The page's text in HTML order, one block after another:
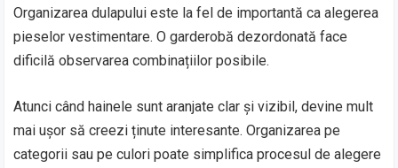
Organizarea dulapului este la fel de importantă ca alegerea
pieselor vestimentare. O garderobă dezordonată face
dificilă observarea combinațiilor posibile.
Atunci când hainele sunt aranjate clar și vizibil, devine mult
mai ușor să creezi ținute interesante. Organizarea pe
categorii sau pe culori poate simplifica procesul de alegere